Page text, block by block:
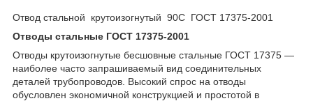
Отвод стальной крутоизогнутый 90С ГОСТ 17375-2001
Отводы стальные ГОСТ 17375-2001
Отводы крутоизогнутые бесшовные стальные ГОСТ 17375 —
наиболее часто запрашиваемый вид соединительных
деталей трубопроводов. Высокий спрос на отводы
обусловлен экономичной конструкцией и простотой в